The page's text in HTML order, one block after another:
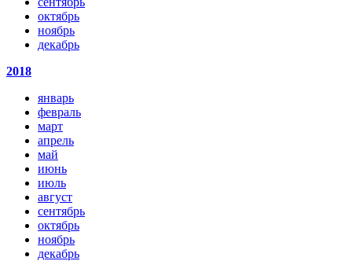
октябрь
ноябрь
декабрь
2018
январь
февраль
март
апрель
май
июнь
июль
август
сентябрь
октябрь
ноябрь
декабрь